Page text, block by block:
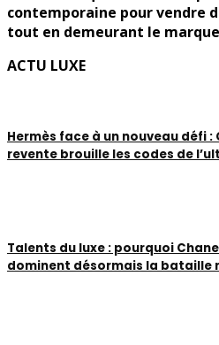
contemporaine pour vendre
tout en demeurant le
ACTU LUXE
Hermès face à un nouveau défi :
revente brouille les codes de
Talents du luxe : pourquoi
dominent désormais la bataille